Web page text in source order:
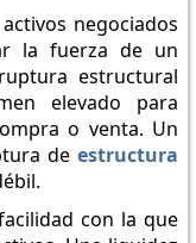
negociados
la fuerza de un
estructural
elevado para
o venta. Un
deestructura
con la que